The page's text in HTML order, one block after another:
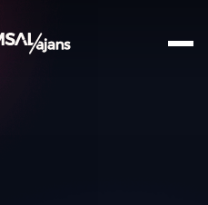
Projelerimiz
Web Yazılım Projelerimiz